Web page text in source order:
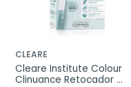
CLEARE
Cleare Institute Colour
Clinuance Retocador